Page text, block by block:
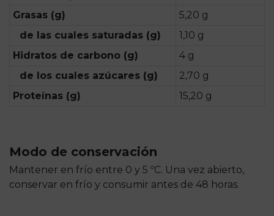
Grasas (g)
5,20 g
de las cuales saturadas (g)
1,10 g
Hidratos de carbono (g)
4 g
de los cuales azúcares (g)
2,70 g
Proteínas (g)
15,20 g
Modo de conservación
Mantener en frío entre 0 y 5 ºC. Una vez abierto,
conservar en frío y consumir antes de 48 horas.